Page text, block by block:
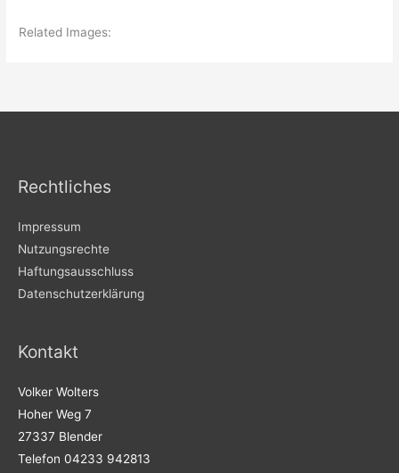
Related Images:
Rechtliches
Impressum
Nutzungsrechte
Haftungsausschluss
Datenschutzerklärung
Kontakt
Volker Wolters
Hoher Weg 7
27337 Blender
Telefon 04233 942813